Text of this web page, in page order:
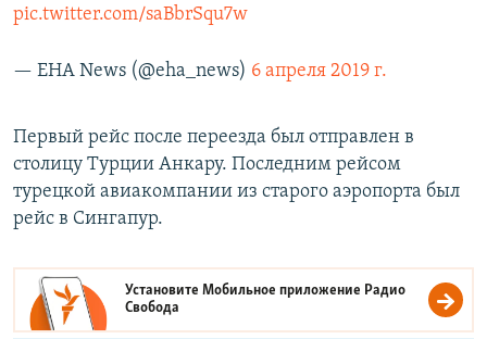
pic.twitter.com/saBbrSqu7w
— EHA News (@eha_news) 6 апреля 2019 г.
Первый рейс после переезда был отправлен в
столицу Турции Анкару. Последним рейсом
турецкой авиакомпании из старого аэропорта был
рейс в Сингапур.
Установите Мобильное приложение Радио
Свобода